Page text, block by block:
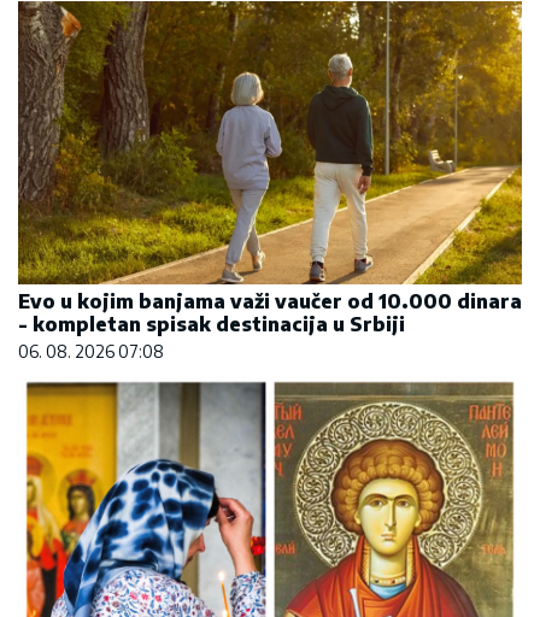
Evo u kojim banjama važi vaučer od 10.000 dinara
- kompletan spisak destinacija u Srbiji
06. 08. 2026 07:08